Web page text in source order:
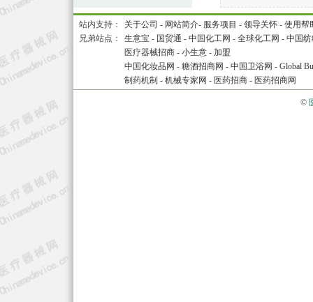
站内支持： 关于公司 - 网站简介- 服务项目 - 领导关怀 - 使用帮
兄弟站点：
生意宝 - 国贸通 - 中国化工网 - 全球化工网 - 中国
医疗器械招商 - 小生意 - 加盟
中国化妆品网 - 糖酒招商网 - 中国卫浴网 - Global
制药机制 - 机械专家网 - 医药招商 - 医药招商网
©